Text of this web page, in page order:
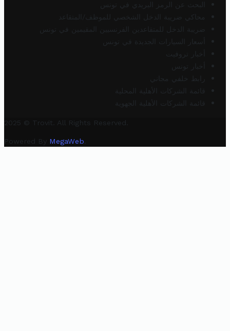
البحث عن الرمز البريدي في تونس
محاكي ضريبة الدخل الشخصي للموظف/المتقاعد
ضريبة الدخل للمتقاعدين الفرنسيين المقيمين في تونس
أسعار السيارات الجديدة في تونس
أخبار تروفيت
أخبار تونس
رابط خلفي مجاني
قائمة الشركات الأهلية المحلية
قائمة الشركات الأهلية الجهوية
2025 © Trovit. All Rights Reserved.
Powered By MegaWeb